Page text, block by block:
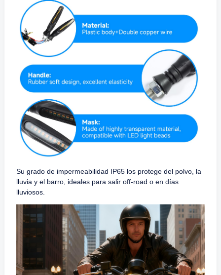
Su grado de impermeabilidad IP65 los protege del polvo, la
lluvia y el barro, ideales para salir off-road o en días
lluviosos.